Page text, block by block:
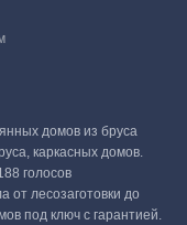
домов из бруса
каркасных домов.
голосов
от лесозаготовки до
под ключ с гарантией.